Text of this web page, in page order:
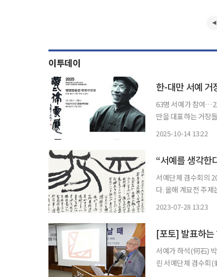
이투데이
한-대만 서예 거
63명 서예가 참여…220
만을 대표하는 거장
2025-10-14 13:22
“서예를 생각
서예단체 겸수회의
다. 올해 계묘전 주제는 ‘서예를 생각한다’로, 예년보다 훨씬 많은 50명의 회원이 서예에 관한
2023-07-28 13:23
[포토] 발표하
서예가 하석(何石)
린 서예단체 겸수회